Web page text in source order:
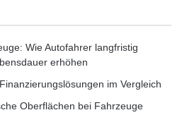
meist Funktionen,
und
Das hat aber auch
sich die Apps
Wie Autofahrer langfristig
erhöhen
im Vergleich
Oberflächen bei Fahrzeuge